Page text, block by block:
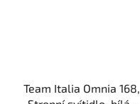
Team Italia Omnia 168,